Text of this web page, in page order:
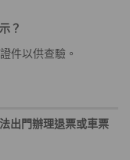
？
件以供查驗。
出門辦理退票或車票